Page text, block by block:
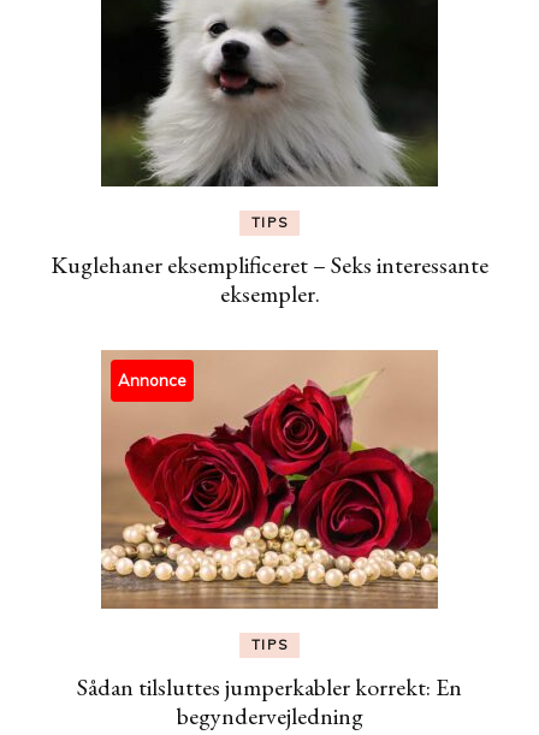
TIPS
Kuglehaner eksemplificeret – Seks interessante
eksempler.
Annonce
TIPS
Sådan tilsluttes jumperkabler korrekt: En
begyndervejledning